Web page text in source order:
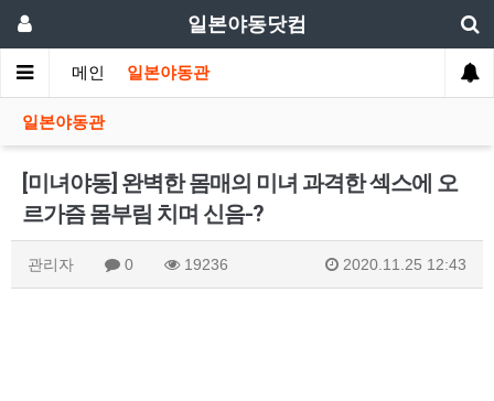
일본야동닷컴
메인 일본야동관
일본야동관
[미녀야동] 완벽한 몸매의 미녀 과격한 섹스에 오
르가즘 몸부림 치며 신음-?
관리자 0 19236 2020.11.25 12:43